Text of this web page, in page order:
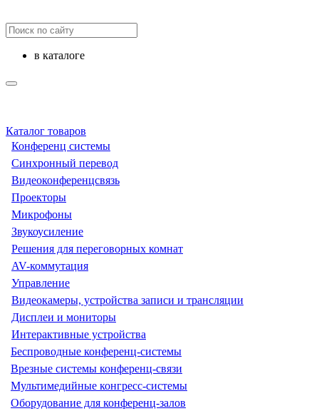
в каталоге
Каталог товаров
Конференц системы
Синхронный перевод
Видеоконференцсвязь
Проекторы
Микрофоны
Звукоусиление
Решения для переговорных комнат
AV-коммутация
Управление
Видеокамеры, устройства записи и трансляции
Дисплеи и мониторы
Интерактивные устройства
Беспроводные конференц-системы
Врезные системы конференц-связи
Мультимедийные конгресс-системы
Оборудование для конференц-залов